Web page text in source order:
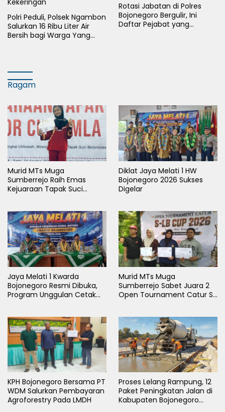
Polri Peduli, Polsek Ngambon
Salurkan 16 Ribu Liter Air
Bersih bagi Warga Yang
Rotasi Jabatan di Polres
Bojonegoro Bergulir, Ini
Daftar Pejabat yang
Ragam
Murid MTs Muga
Sumberrejo Raih Emas
Kejuaraan Tapak Suci
Diklat Jaya Melati 1 HW
Bojonegoro 2026 Sukses
Digelar
Jaya Melati 1 Kwarda
Bojonegoro Resmi Dibuka,
Program Unggulan Cetak
Murid MTs Muga
Sumberrejo Sabet Juara 2
Open Tournament Catur S-
KPH Bojonegoro Bersama PT
WDM Salurkan Pembayaran
Agroforestry Pada LMDH
Proses Lelang Rampung, 12
Paket Peningkatan Jalan di
Kabupaten Bojonegoro